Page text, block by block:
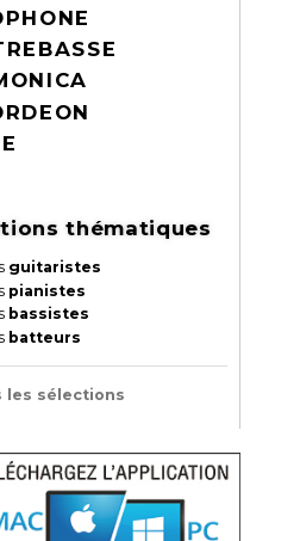
thématiques
guitaristes
pianistes
bassistes
batteurs
les sélections